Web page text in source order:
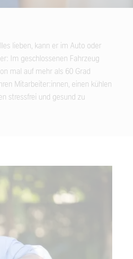
lieben, kann er im Auto oder
Im geschlossenen Fahrzeug
mal auf mehr als 60 Grad
Mitarbeiter:innen, einen kühlen
stressfrei und gesund zu